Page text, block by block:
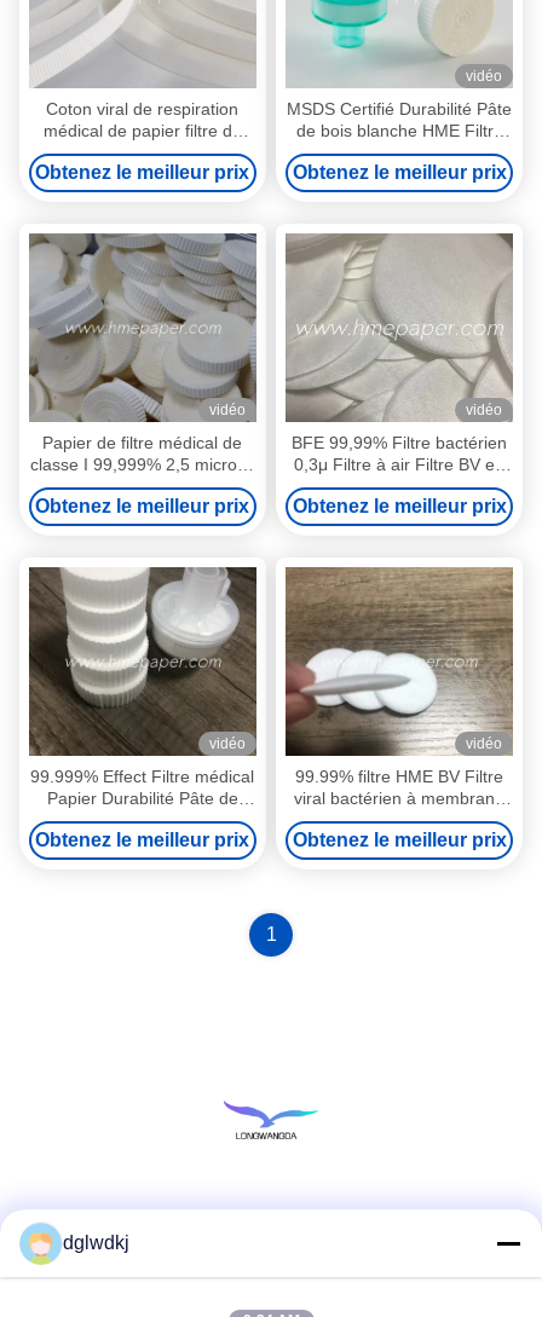
Coton viral de respiration
médical de papier filtre de
Bacerial BV HME HMEF
jetable
Obtenez le meilleur prix
vidéo
MSDS Certifié Durabilité Pâte
de bois blanche HME Filtre
de papier Des feuilles
absorbant personnalisées
Obtenez le meilleur prix
vidéo
Papier de filtre médical de
classe I 99,999% 2,5 microns
absorbant Certifié MSDS
Obtenez le meilleur prix
vidéo
BFE 99,99% Filtre bactérien
0,3μ Filtre à air Filtre BV en
tissu non tissé soufflé
Obtenez le meilleur prix
vidéo
99.999% Effect Filtre médical
Papier Durabilité Pâte de
bois 90g/m2 Échange de
chaleur et d'humidité
Obtenez le meilleur prix
vidéo
99.99% filtre HME BV Filtre
viral bactérien à membrane
pour la spirométrie
Obtenez le meilleur prix
1
dglwdkj